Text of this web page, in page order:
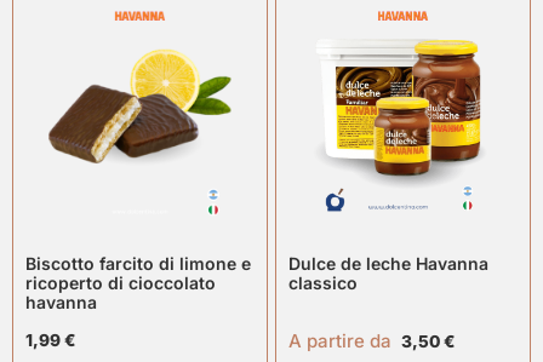
Biscotto farcito di limone e
ricoperto di cioccolato
havanna
1,99€
Dulce de leche Havanna
classico
A partire da 3,50€